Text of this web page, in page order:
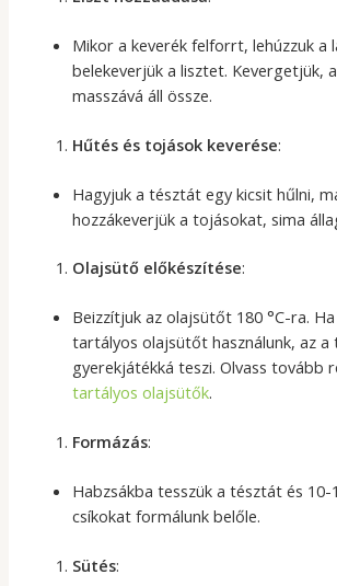
Mikor a keverék felforrt, lehúzzuk a
belekeverjük a lisztet. Kevergetjük,
masszává áll össze.
Hűtés és tojások keverése:
Hagyjuk a tésztát egy kicsit hűlni,
hozzákeverjük a tojásokat, sima
Olajsütő előkészítése:
Beizzítjuk az olajsütőt 180 °C-ra.
tartályos olajsütőt használunk, az a
gyerekjátékká teszi. Olvass tovább
tartályos olajsütők.
Formázás:
Habzsákba tesszük a tésztát és 10-
csíkokat formálunk belőle.
Sütés: